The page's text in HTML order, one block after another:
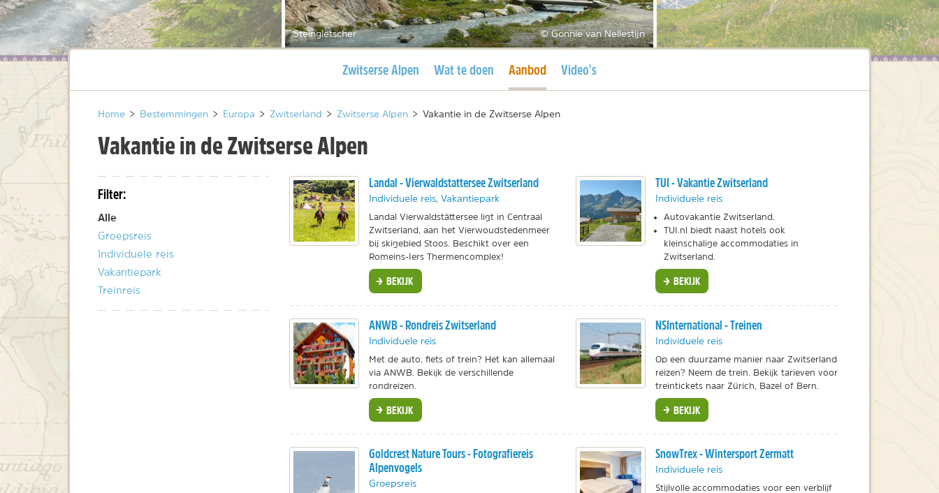
Steingletscher © Gonnie van Nellestijn
Huidige pagina
Zwitserse Alpen Wat te doen Huidige pagina
Aanbod Video's
Home > Bestemmingen > Europa > Zwitserland > Zwitserse Alpen > Vakantie in de Zwitserse Alpen
Vakantie in de Zwitserse Alpen
Filter:
Alle
Groepsreis
Individuele reis
Vakantiepark
Treinreis
Landal - Vierwaldstattersee Zwitserland
Individuele reis, Vakantiepark
Landal Vierwaldstättersee ligt in Centraal
Zwitserland, aan het Vierwoudstedenmeer
bij skigebied Stoos. Beschikt over een
Romeins-Iers Thermencomplex!
BEKIJK
TUI - Vakantie Zwitserland
Individuele reis
Autovakantie Zwitserland.
TUI.nl biedt naast hotels ook
kleinschalige accommodaties in
Zwitserland.
BEKIJK
ANWB - Rondreis Zwitserland
Individuele reis
Met de auto, fiets of trein? Het kan allemaal
via ANWB. Bekijk de verschillende
rondreizen.
BEKIJK
NSInternational - Treinen
Individuele reis
Op een duurzame manier naar Zwitserland
reizen? Neem de trein. Bekijk tarieven voor
treintickets naar Zürich, Bazel of Bern.
BEKIJK
Goldcrest Nature Tours - Fotografiereis
Alpenvogels
Groepsreis
SnowTrex - Wintersport Zermatt
Individuele reis
Stijlvolle accommodaties voor een verblijf